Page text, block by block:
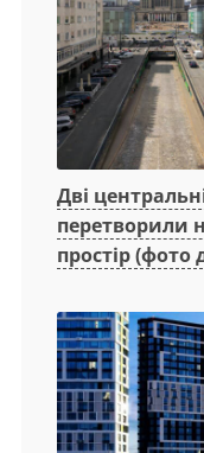
Дві
перетворили
простір (фото